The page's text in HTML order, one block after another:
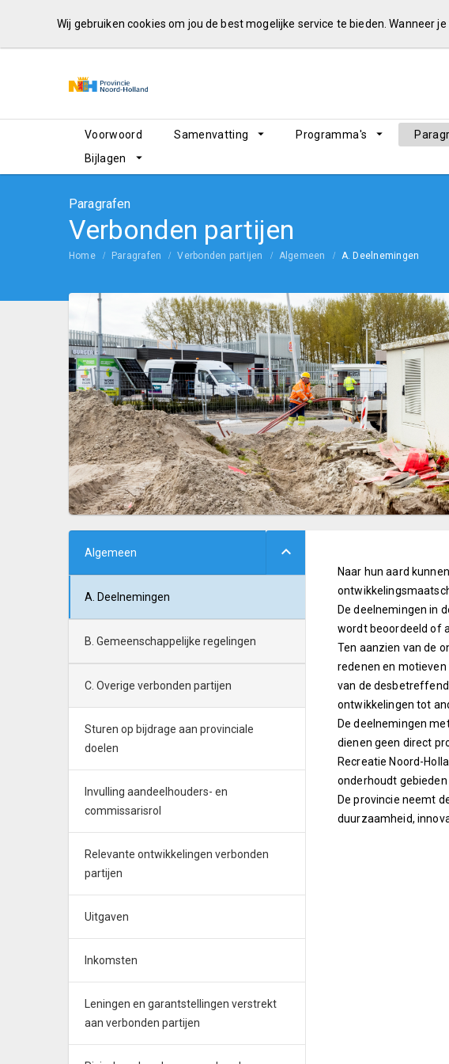
Wij gebruiken cookies om jou de best mogelijke service te bieden. Wanneer
Voorwoord Samenvatting Programma's
Bijlagen
Paragrafen
Verbonden partijen
Home Paragrafen Verbonden partijen Algemeen A. Deelnemingen
Algemeen
A. Deelnemingen
B. Gemeenschappelijke regelingen
C. Overige verbonden partijen
Sturen op bijdrage aan provinciale
doelen
Invulling aandeelhouders- en
commissarisrol
Relevante ontwikkelingen verbonden
partijen
Uitgaven
Inkomsten
Leningen en garantstellingen verstrekt
aan verbonden partijen
Naar hun aard
De deelnemingen in
wordt beoordeeld of
Ten aanzien van de
redenen en
van de
ontwikkelingen tot
De deelnemingen
dienen geen direct
Recreatie Noord-
onderhoudt
De provincie neemt
duurzaamheid,